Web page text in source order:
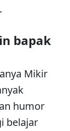
bapak
Mikir
humor
belajar